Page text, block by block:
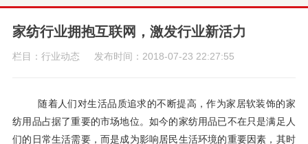
家纺行业拥抱互联网，激发行业新活力
栏目：行业动态 发布时间：2018-07-23 22:27:55
随着人们对生活品质追求的不断提高，作为家居软装饰的家
纺用品占据了重要的市场地位。如今的家纺用品已不在只是满足人
们的日常生活需要，而是成为影响居民生活环境的重要因素，其时